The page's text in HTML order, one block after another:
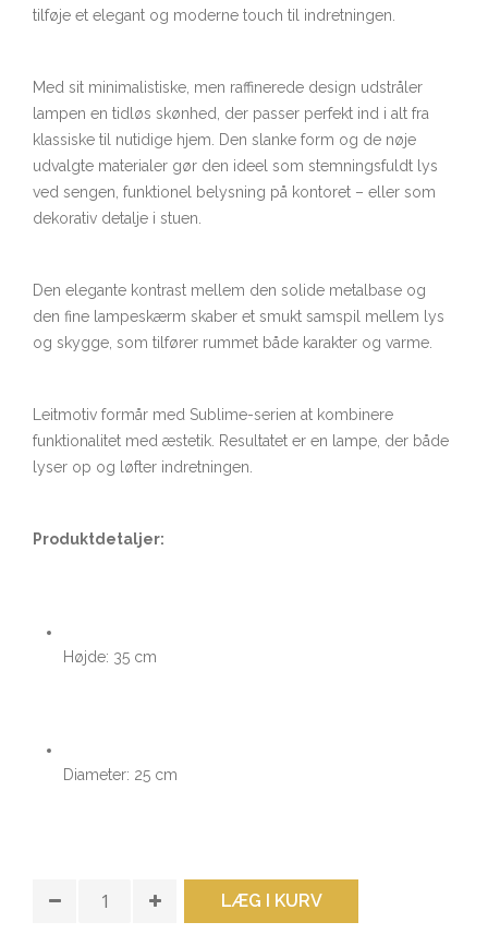
tilføje et elegant og moderne touch til indretningen.
Med sit minimalistiske, men raffinerede design udstråler
lampen en tidløs skønhed, der passer perfekt ind i alt fra
klassiske til nutidige hjem. Den slanke form og de nøje
udvalgte materialer gør den ideel som stemningsfuldt lys
ved sengen, funktionel belysning på kontoret – eller som
dekorativ detalje i stuen.
Den elegante kontrast mellem den solide metalbase og
den fine lampeskærm skaber et smukt samspil mellem lys
og skygge, som tilfører rummet både karakter og varme.
Leitmotiv formår med Sublime-serien at kombinere
funktionalitet med æstetik. Resultatet er en lampe, der både
lyser op og løfter indretningen.
Produktdetaljer:
Højde: 35 cm
Diameter: 25 cm
LÆG I KURV